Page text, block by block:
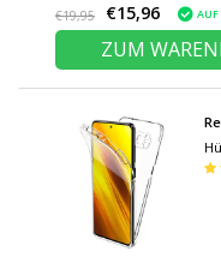
€19,95 €15,96 AUF
ZUM